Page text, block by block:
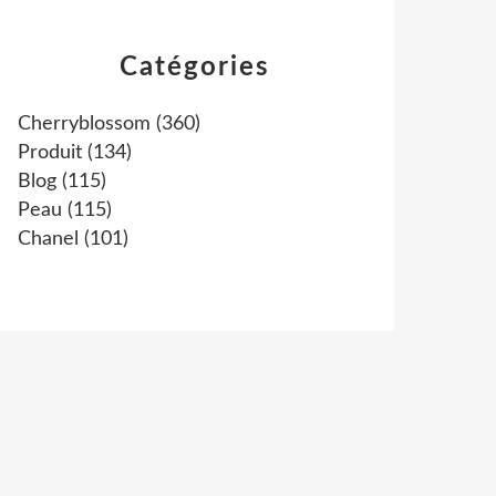
Catégories
Cherryblossom (360)
Produit (134)
Blog (115)
Peau (115)
Chanel (101)